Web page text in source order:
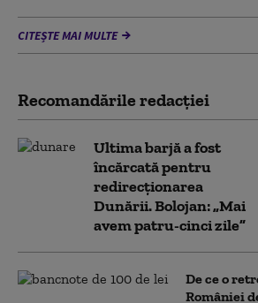
CITEȘTE MAI MULTE
Recomandările redacţiei
Ultima barjă a fost
încărcată pentru
redirecționarea
Dunării. Bolojan: „Mai
avem patru-cinci zile”
De ce o
României